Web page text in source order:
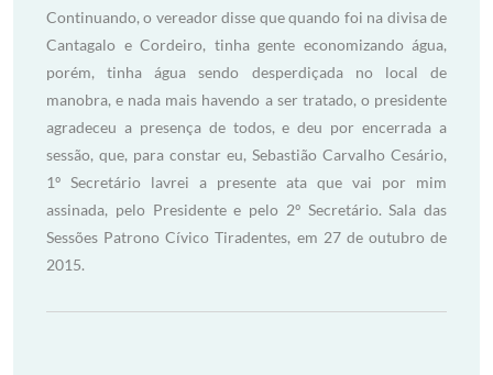
Continuando, o vereador disse que quando foi na divisa de
Cantagalo e Cordeiro, tinha gente economizando água,
porém, tinha água sendo desperdiçada no local de
manobra, e nada mais havendo a ser tratado, o presidente
agradeceu a presença de todos, e deu por encerrada a
sessão, que, para constar eu, Sebastião Carvalho Cesário,
1º Secretário lavrei a presente ata que vai por mim
assinada, pelo Presidente e pelo 2º Secretário. Sala das
Sessões Patrono Cívico Tiradentes, em 27 de outubro de
2015.